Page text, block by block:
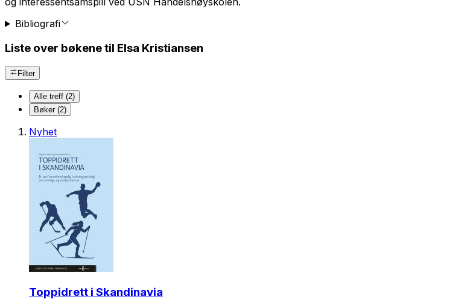
Bibliografi
Liste over bøkene til Elsa Kristiansen
Filter
Alle treff (2)
Bøker (2)
Nyhet
Toppidrett i Skandinavia